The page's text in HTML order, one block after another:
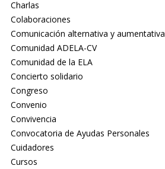
Charlas
Colaboraciones
Comunicación alternativa y aumentativa
Comunidad ADELA-CV
Comunidad de la ELA
Concierto solidario
Congreso
Convenio
Convivencia
Convocatoria de Ayudas Personales
Cuidadores
Cursos